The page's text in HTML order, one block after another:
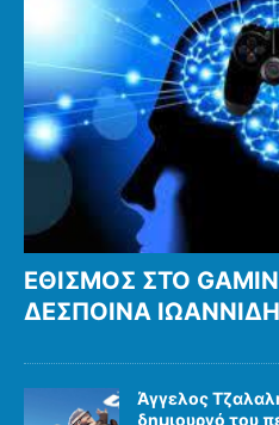
ΕΘΙΣΜΟΣ ΣΤΟ
ΔΕΣΠΟΙΝΑ
Άγγελος
δημιουργό του